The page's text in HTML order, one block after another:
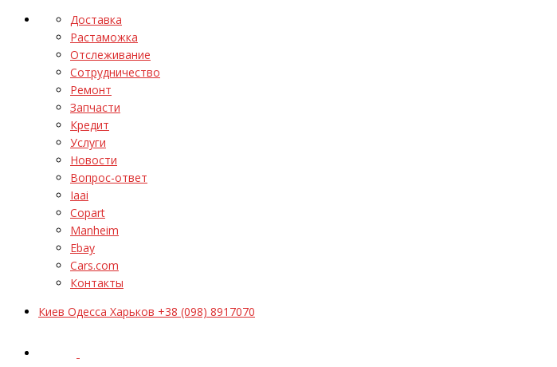
Доставка
Растаможка
Отслеживание
Сотрудничество
Ремонт
Запчасти
Кредит
Услуги
Новости
Вопрос-ответ
Iaai
Copart
Manheim
Ebay
Cars.com
Контакты
Киев Одесса Харьков +38 (098) 8917070